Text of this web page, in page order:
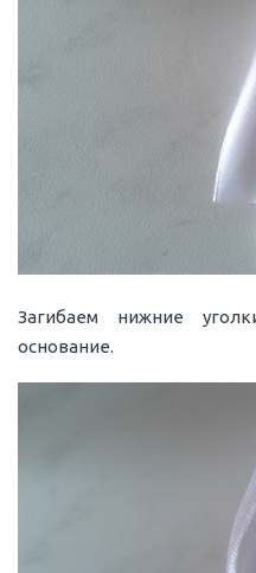
Загибаем нижние
основание.